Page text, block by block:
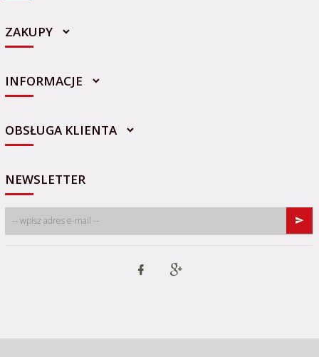
sklep@sportowo-medyczna.pl
ZAKUPY
INFORMACJE
OBSŁUGA KLIENTA
NEWSLETTER